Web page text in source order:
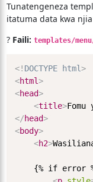
Tunatengeneza
itatuma data kwa
? Faili: templates/
<! DOCTYPE html>
<html>
<head>
<title>Fomu
</head>
<body>
<h2>
{% if error